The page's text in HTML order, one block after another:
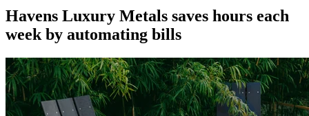
Havens Luxury Metals saves hours each
week by automating bills